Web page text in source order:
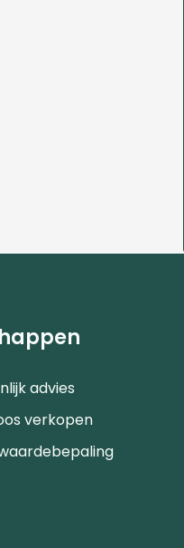
advies
verkopen